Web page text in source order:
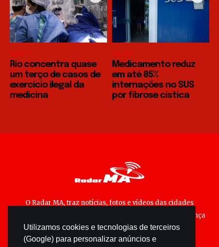
Utilizamos cookies e tecnologias de terceiros
(Google) para personalizar anúncios e
SAÚDE
Rio concentra quase
um terço de casos de
exercício ilegal da
medicina
SAÚDE
Medicamento reduz
em até 85%
internações no SUS
por fibrose cística
O Radar MA, traz notícias, fotos e vídeos das cidades
maranhenses; matérias especiais sobre política, segurança
pública e cultura popular.